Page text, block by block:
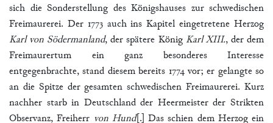
sich die Sonderstellung des Königshauses zur schwedischen
Freimaurerei. Der 1773 auch ins Kapitel eingetretene Herzog
Karl von Södermanland, der spätere König Karl XIII., der dem
Freimaurertum ein ganz besonderes Interesse
entgegenbrachte, stand diesem bereits 1774 vor; er gelangte so
an die Spitze der gesamten schwedischen Freimaurerei. Kurz
nachher starb in Deutschland der Heermeister der Strikten
Observanz, Freiherr von Hund[.] Das schien dem Herzog ein